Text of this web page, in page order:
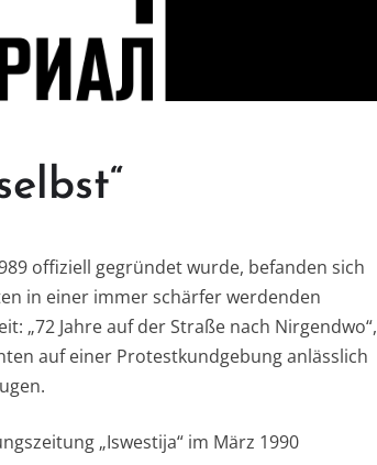
offiziell gegründet wurde, befanden sich
in einer immer schärfer werdenden
„72 Jahre auf der Straße nach Nirgendwo“,
auf einer Protestkundgebung anlässlich
„Iswestija“ im März 1990